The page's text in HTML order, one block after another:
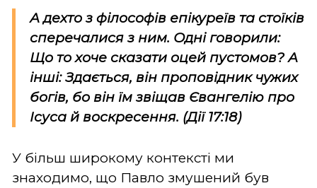
А дехто з філософів епікуреїв та стоїків
сперечалися з ним. Одні говорили:
Що то хоче сказати оцей пустомов? А
інші: Здається, він проповідник чужих
богів, бо він їм звіщав Євангелію про
Ісуса й воскресення. (Дії 17:18)
У більш широкому контексті ми
знаходимо, що Павло змушений був